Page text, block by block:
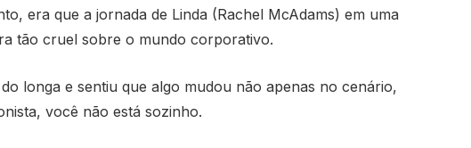
era que a jornada de Linda (Rachel McAdams) em uma
tão cruel sobre o mundo corporativo.
longa e sentiu que algo mudou não apenas no cenário,
você não está sozinho.